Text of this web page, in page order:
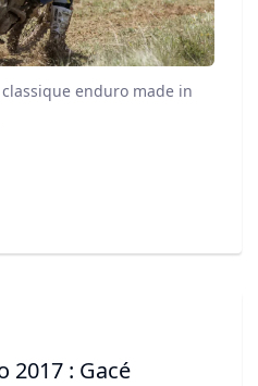
enduro made in
2017 : Gacé